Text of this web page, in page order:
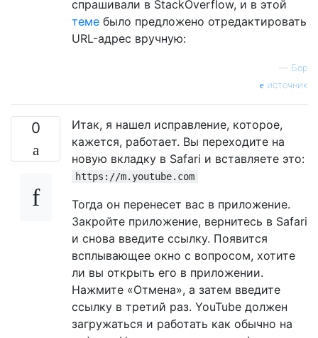
спрашивали в StackOverflow, и в этой
теме было предложено отредактировать
URL-адрес вручную:
— Бор
источник
0
Итак, я нашел исправление, которое,
кажется, работает. Вы переходите на
новую вкладку в Safari и вставляете это:
https://m.youtube.com
Тогда он перенесет вас в приложение.
Закройте приложение, вернитесь в Safari
и снова введите ссылку. Появится
всплывающее окно с вопросом, хотите
ли вы открыть его в приложении.
Нажмите «Отмена», а затем введите
ссылку в третий раз. YouTube должен
загружаться и работать как обычно на